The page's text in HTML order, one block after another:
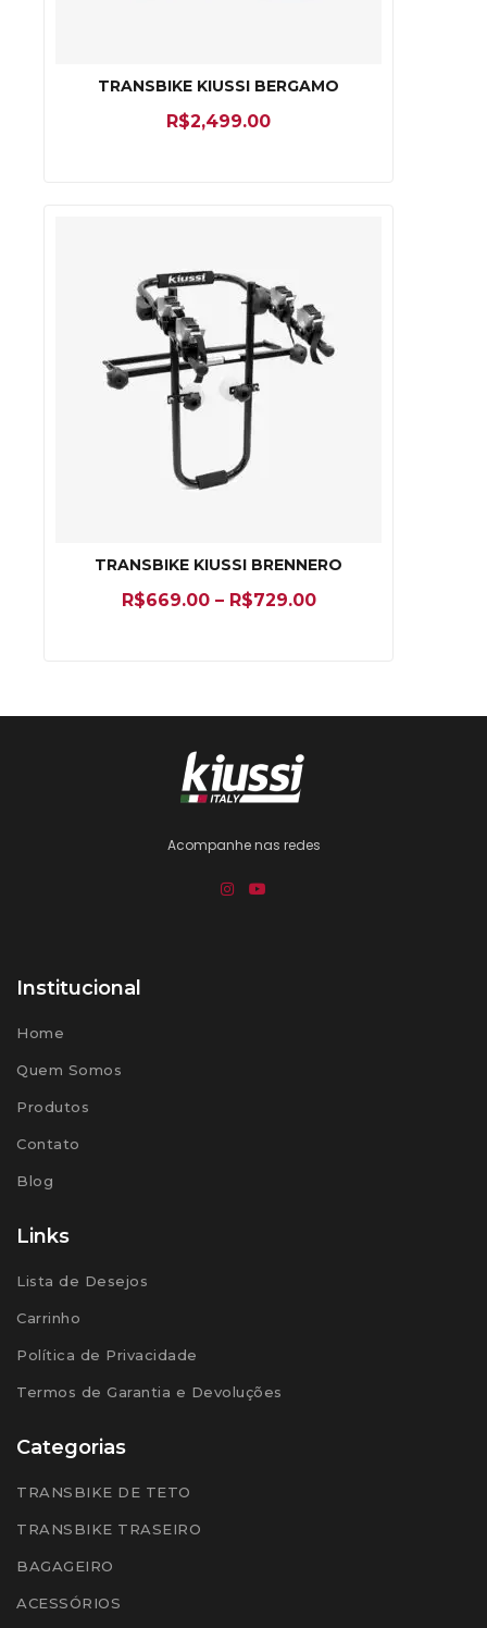
TRANSBIKE KIUSSI BERGAMO
R$2,499.00
TRANSBIKE KIUSSI BRENNERO
R$669.00 – R$729.00
Acompanhe nas redes
Institucional
Home
Quem Somos
Produtos
Contato
Blog
Links
Lista de Desejos
Carrinho
Política de Privacidade
Termos de Garantia e Devoluções
Categorias
TRANSBIKE DE TETO
TRANSBIKE TRASEIRO
BAGAGEIRO
ACESSÓRIOS